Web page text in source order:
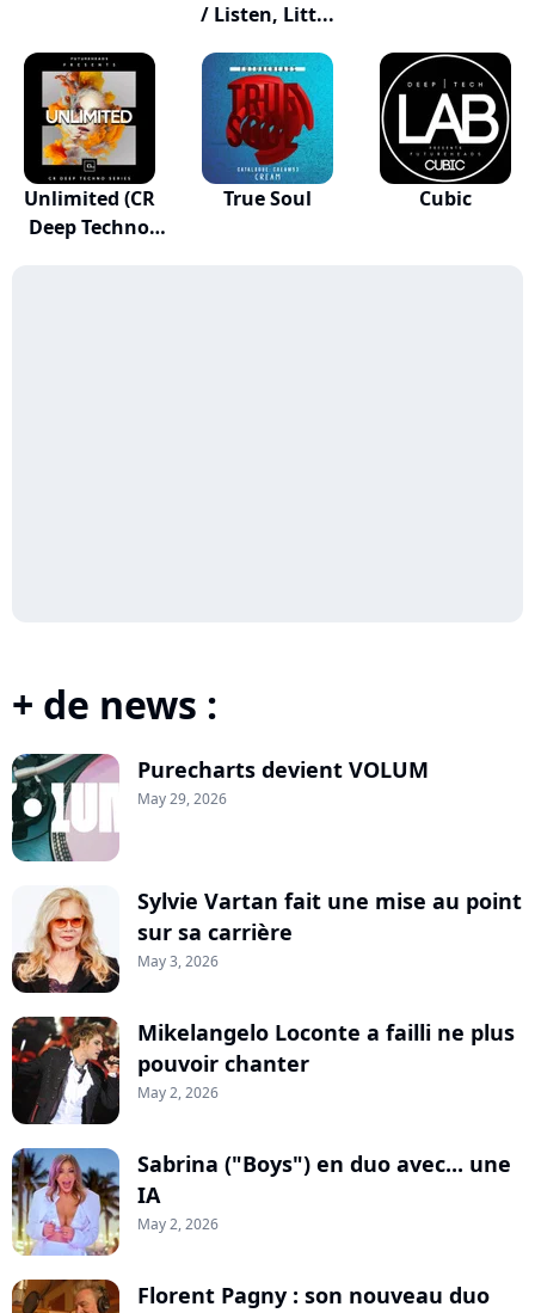
/ Listen, Litt...
Unlimited (CR
Deep Techno
True Soul Cubic
+ de news :
Purecharts devient VOLUM
May 29, 2026
Sylvie Vartan fait une mise au point
sur sa carrière
May 3, 2026
Mikelangelo Loconte a failli ne plus
pouvoir chanter
May 2, 2026
Sabrina ("Boys") en duo avec... une
IA
May 2, 2026
Florent Pagny : son nouveau duo